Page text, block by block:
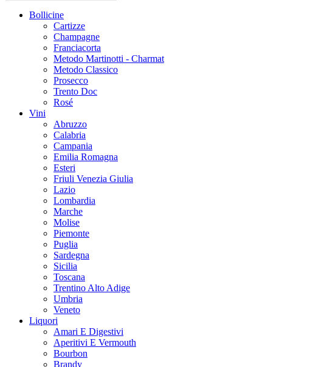
Bollicine
Cartizze
Champagne
Franciacorta
Metodo Martinotti - Charmat
Metodo Classico
Prosecco
Trento Doc
Rosé
Vini
Abruzzo
Calabria
Campania
Emilia Romagna
Esteri
Friuli Venezia Giulia
Lazio
Lombardia
Marche
Molise
Piemonte
Puglia
Sardegna
Sicilia
Toscana
Trentino Alto Adige
Umbria
Veneto
Liquori
Amari E Digestivi
Aperitivi E Vermouth
Bourbon
Brandy